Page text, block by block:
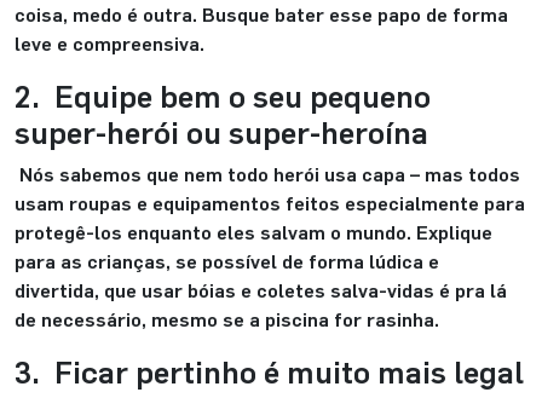
coisa, medo é outra. Busque bater esse papo de forma
leve e compreensiva.
2. Equipe bem o seu pequeno
super-herói ou super-heroína
Nós sabemos que nem todo herói usa capa – mas todos
usam roupas e equipamentos feitos especialmente para
protegê-los enquanto eles salvam o mundo. Explique
para as crianças, se possível de forma lúdica e
divertida, que usar bóias e coletes salva-vidas é pra lá
de necessário, mesmo se a piscina for rasinha.
3. Ficar pertinho é muito mais legal